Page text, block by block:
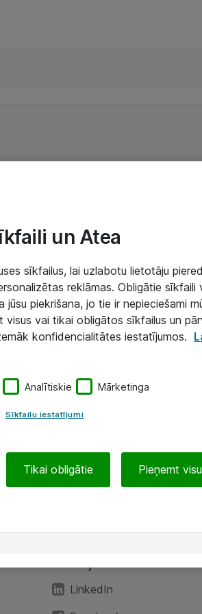
LinkedIn
un Atea
sīkfailus, lai uzlabotu lietotāju
reklāmas. Obligātie sīkfaili
piekrišana, jo tie ir nepieciešami
vai tikai obligātos sīkfailus un
konfidencialitātes iestatījumos.
Analītiskie Mārketinga
Sīkfailu iestatījumi
Tikai obligātie Pieņemt